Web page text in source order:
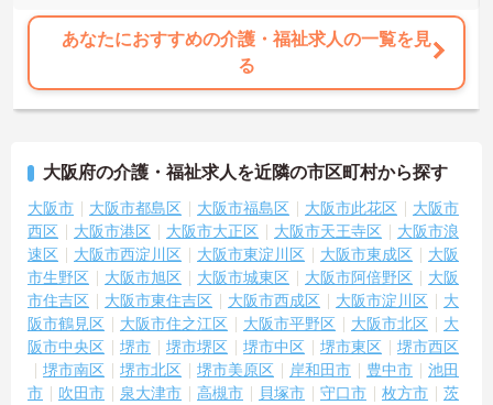
あなたにおすすめの介護・福祉求人の一覧を見
る
大阪府の介護・福祉求人を近隣の市区町村から探す
大阪市 大阪市都島区 大阪市福島区 大阪市此花区
大阪市
西区
大阪市港区 大阪市大正区 大阪市天王寺区
大阪市浪
速区
大阪市西淀川区 大阪市東淀川区 大阪市東成区
大阪
市生野区
大阪市旭区 大阪市城東区 大阪市阿倍野区
大阪
市住吉区
大阪市東住吉区 大阪市西成区 大阪市淀川区
大
阪市鶴見区
大阪市住之江区 大阪市平野区 大阪市北区
大
阪市中央区
堺市 堺市堺区 堺市中区 堺市東区
堺市西区
堺市南区
堺市北区 堺市美原区 岸和田市 豊中市
池田
市
吹田市 泉大津市 高槻市 貝塚市 守口市 枚方市
茨